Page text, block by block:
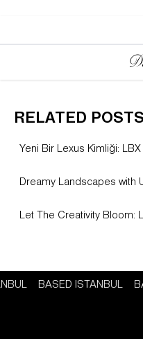
RELATED POSTS
Yeni Bir Lexus Kimliği: LBX
Dreamy Landscapes with
Let The Creativity Bloom:
BASED ISTANBUL